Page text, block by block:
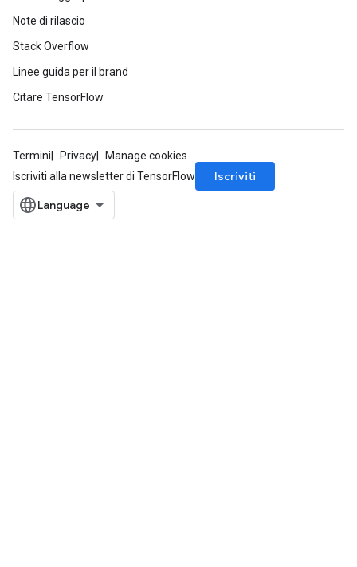
Note di rilascio
Stack Overflow
Linee guida per il brand
Citare TensorFlow
Termini Privacy
Manage cookies
Iscriviti alla newsletter di TensorFlow
Iscriviti